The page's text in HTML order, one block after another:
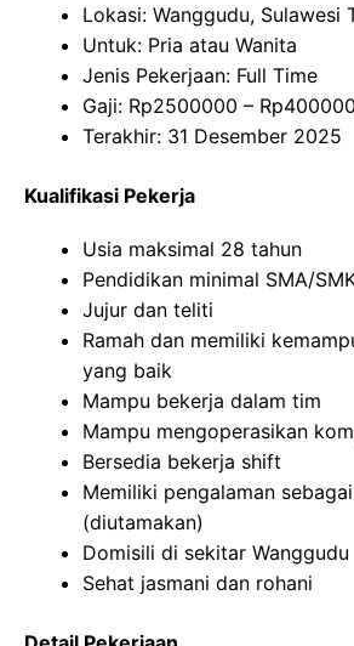
Lokasi: Wanggudu, Sulawesi
Untuk: Pria atau Wanita
Jenis Pekerjaan: Full Time
Gaji: Rp2500000 – Rp
Terakhir: 31 Desember 2025
Kualifikasi Pekerja
Usia maksimal 28 tahun
Pendidikan minimal SMA/
Jujur dan teliti
Ramah dan memiliki
yang baik
Mampu bekerja dalam tim
Mampu mengoperasikan
Bersedia bekerja shift
Memiliki pengalaman
(diutamakan)
Domisili di sekitar Wanggudu
Sehat jasmani dan rohani